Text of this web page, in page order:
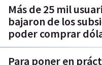
Más de 25 mil
bajaron de los
poder comprar
Para poner en